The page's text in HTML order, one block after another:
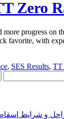
Zero
progress on
favorite, with
, SES Results, TT
و شرایط اسقاط خودرو